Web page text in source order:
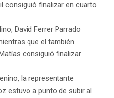
consiguió finalizar en cuarto
David Ferrer Parrado
que el también
consiguió finalizar
la representante
estuvo a punto de subir al